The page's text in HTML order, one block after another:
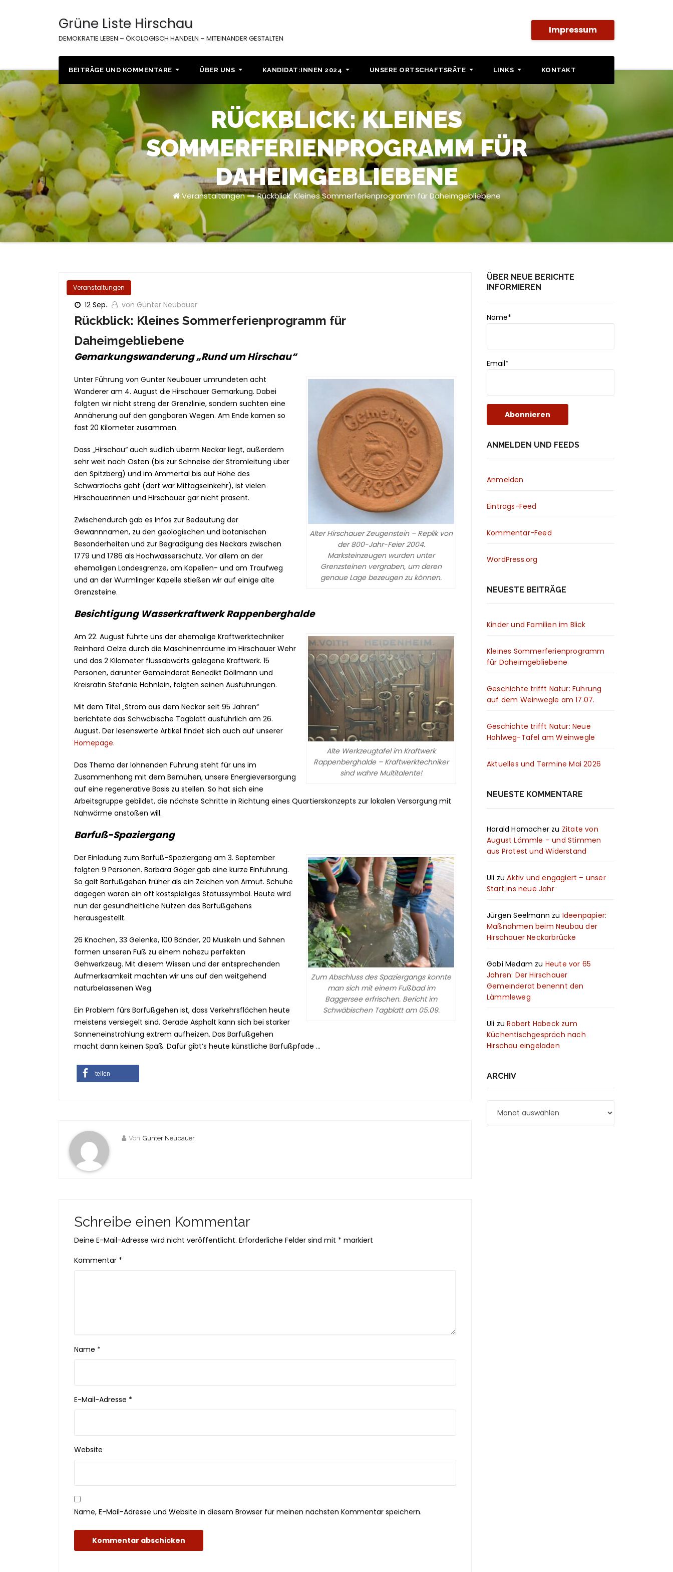
Grüne Liste Hirschau
DEMOKRATIE LEBEN – ÖKOLOGISCH HANDELN – MITEINANDER GESTALTEN
Impressum
BEITRÄGE UND KOMMENTARE ÜBER UNS KANDIDAT:INNEN 2024 UNSERE ORTSCHAFTSRÄTE LINKS KONTAKT
RÜCKBLICK: KLEINES
SOMMERFERIENPROGRAMM FÜR
DAHEIMGEBLIEBENE
Veranstaltungen Rückblick: Kleines Sommerferienprogramm für Daheimgebliebene
Veranstaltungen
12 Sep. von Gunter Neubauer
Rückblick: Kleines Sommerferienprogramm für
Daheimgebliebene
Gemarkungswanderung „Rund um Hirschau“
Alter Hirschauer Zeugenstein – Replik von
der 800-Jahr-Feier 2004.
Marksteinzeugen wurden unter
Grenzsteinen vergraben, um deren
genaue Lage bezeugen zu können.
Unter Führung von Gunter Neubauer umrundeten acht
Wanderer am 4. August die Hirschauer Gemarkung. Dabei
folgten wir nicht streng der Grenzlinie, sondern suchten eine
Annäherung auf den gangbaren Wegen. Am Ende kamen so
fast 20 Kilometer zusammen.
Dass „Hirschau“ auch südlich überm Neckar liegt, außerdem
sehr weit nach Osten (bis zur Schneise der Stromleitung über
den Spitzberg) und im Ammertal bis auf Höhe des
Schwärzlochs geht (dort war Mittagseinkehr), ist vielen
Hirschauerinnen und Hirschauer gar nicht präsent.
Zwischendurch gab es Infos zur Bedeutung der
Gewannnamen, zu den geologischen und botanischen
Besonderheiten und zur Begradigung des Neckars zwischen
1779 und 1786 als Hochwasserschutz. Vor allem an der
ehemaligen Landesgrenze, am Kapellen- und am Traufweg
und an der Wurmlinger Kapelle stießen wir auf einige alte
Grenzsteine.
Besichtigung Wasserkraftwerk Rappenberghalde
Alte Werkzeugtafel im Kraftwerk
Rappenberghalde – Kraftwerktechniker
sind wahre Multitalente!
Am 22. August führte uns der ehemalige Kraftwerktechniker
Reinhard Oelze durch die Maschinenräume im Hirschauer Wehr
und das 2 Kilometer flussabwärts gelegene Kraftwerk. 15
Personen, darunter Gemeinderat Benedikt Döllmann und
Kreisrätin Stefanie Hähnlein, folgten seinen Ausführungen.
Mit dem Titel „Strom aus dem Neckar seit 95 Jahren“
berichtete das Schwäbische Tagblatt ausführlich am 26.
August. Der lesenswerte Artikel findet sich auch auf unserer
Homepage.
Das Thema der lohnenden Führung steht für uns im
Zusammenhang mit dem Bemühen, unsere Energieversorgung
auf eine regenerative Basis zu stellen. So hat sich eine
Arbeitsgruppe gebildet, die nächste Schritte in Richtung eines Quartierskonzepts zur lokalen Versorgung mit
Nahwärme anstoßen will.
Barfuß-Spaziergang
Zum Abschluss des Spaziergangs konnte
man sich mit einem Fußbad im
Baggersee erfrischen. Bericht im
Schwäbischen Tagblatt am 05.09.
Der Einladung zum Barfuß-Spaziergang am 3. September
folgten 9 Personen. Barbara Göger gab eine kurze Einführung.
So galt Barfußgehen früher als ein Zeichen von Armut. Schuhe
dagegen waren ein oft kostspieliges Statussymbol. Heute wird
nun der gesundheitliche Nutzen des Barfußgehens
herausgestellt.
26 Knochen, 33 Gelenke, 100 Bänder, 20 Muskeln und Sehnen
formen unseren Fuß zu einem nahezu perfekten
Gehwerkzeug. Mit diesem Wissen und der entsprechenden
Aufmerksamkeit machten wir uns auf den weitgehend
naturbelassenen Weg.
Ein Problem fürs Barfußgehen ist, dass Verkehrsflächen heute
meistens versiegelt sind. Gerade Asphalt kann sich bei starker
Sonneneinstrahlung extrem aufheizen. Das Barfußgehen
macht dann keinen Spaß. Dafür gibt’s heute künstliche Barfußpfade …
teilen
Von Gunter Neubauer
Schreibe einen Kommentar
Deine E-Mail-Adresse wird nicht veröffentlicht. Erforderliche Felder sind mit * markiert
Kommentar *
Name *
E-Mail-Adresse *
Website
Name, E-Mail-Adresse und Website in diesem Browser für meinen nächsten Kommentar speichern.
ÜBER NEUE BERICHTE
INFORMIEREN
Name*
Email*
ANMELDEN UND FEEDS
Anmelden
Eintrags-Feed
Kommentar-Feed
WordPress.org
NEUESTE BEITRÄGE
Kinder und Familien im Blick
Kleines Sommerferienprogramm
für Daheimgebliebene
Geschichte trifft Natur: Führung
auf dem Weinwegle am 17.07.
Geschichte trifft Natur: Neue
Hohlweg-Tafel am Weinwegle
Aktuelles und Termine Mai 2026
NEUESTE KOMMENTARE
Harald Hamacher zu Zitate von
August Lämmle – und Stimmen
aus Protest und Widerstand
Uli zuAktiv und engagiert – unser
Start ins neue Jahr
Jürgen Seelmann zu Ideenpapier:
Maßnahmen beim Neubau der
Hirschauer Neckarbrücke
Gabi Medam zu Heute vor 65
Jahren: Der Hirschauer
Gemeinderat benennt den
Lämmleweg
Uli zuRobert Habeck zum
Küchentischgespräch nach
Hirschau eingeladen
ARCHIV